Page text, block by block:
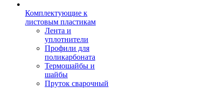
Комплектующие к
листовым пластикам
Лента и
уплотнители
Профили для
поликарбоната
Термошайбы и
шайбы
Пруток сварочный